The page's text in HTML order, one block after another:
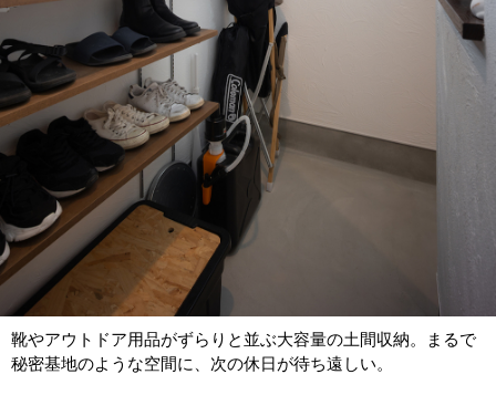
靴やアウトドア用品がずらりと並ぶ大容量の土間収納。まるで
秘密基地のような空間に、次の休日が待ち遠しい。